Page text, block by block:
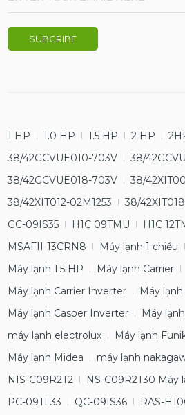
1 HP 1.0 HP 1.5 HP 2 HP
38/42GCVUE010-703V
38/
38/42GCVUE018-703V
38/
38/42XIT012-02M1253
38/
GC-09IS35
H1C 09TMU H1C
MSAFII-13CRN8
Máy lạnh 1 chiều
Máy lạnh 1.5 HP
Máy lạnh Carrier
Máy lạnh Carrier Inverter
Máy
Máy lạnh Casper Inverter
Máy
máy lạnh electrolux
Máy lạnh
Máy lạnh Midea
máy lạnh
NIS-C09R2T2
NS-C09R2T30 Máy
PC-09TL33
QC-09IS36 RAS-